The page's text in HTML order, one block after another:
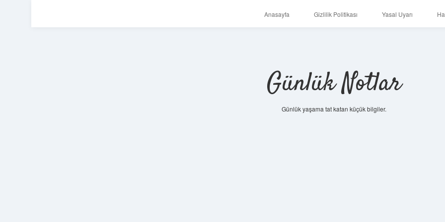
Anasayfa Gizlilik Politikası Yasal Uyarı
Günlük Notlar
Günlük yaşama tat katan küçük bilgiler.